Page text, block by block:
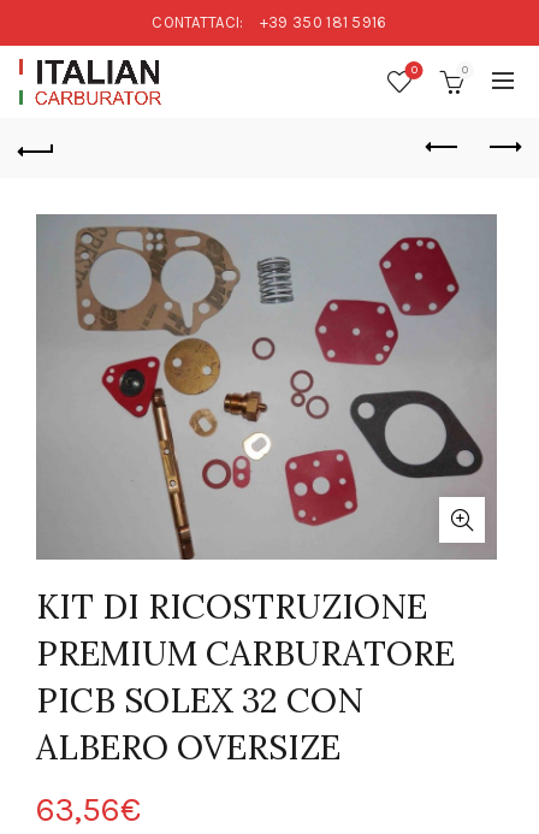
CONTATTACI: +39 350 181 5916
0 0
KIT DI RICOSTRUZIONE
PREMIUM CARBURATORE
PICB SOLEX 32 CON
ALBERO OVERSIZE
63,56€